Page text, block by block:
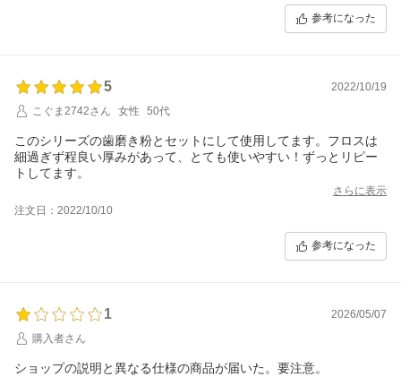
参考になった
5
2022/10/19
こぐま2742さん
女性 50代
このシリーズの歯磨き粉とセットにして使用してます。フロスは
細過ぎず程良い厚みがあって、とても使いやすい！ずっとリピー
トしてます。
さらに表示
注文日：2022/10/10
参考になった
1
2026/05/07
購入者さん
ショップの説明と異なる仕様の商品が届いた。要注意。